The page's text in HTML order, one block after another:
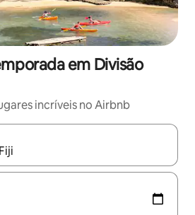
em Divisão
incríveis no Airbnb
estiverem disponíveis, explore-os